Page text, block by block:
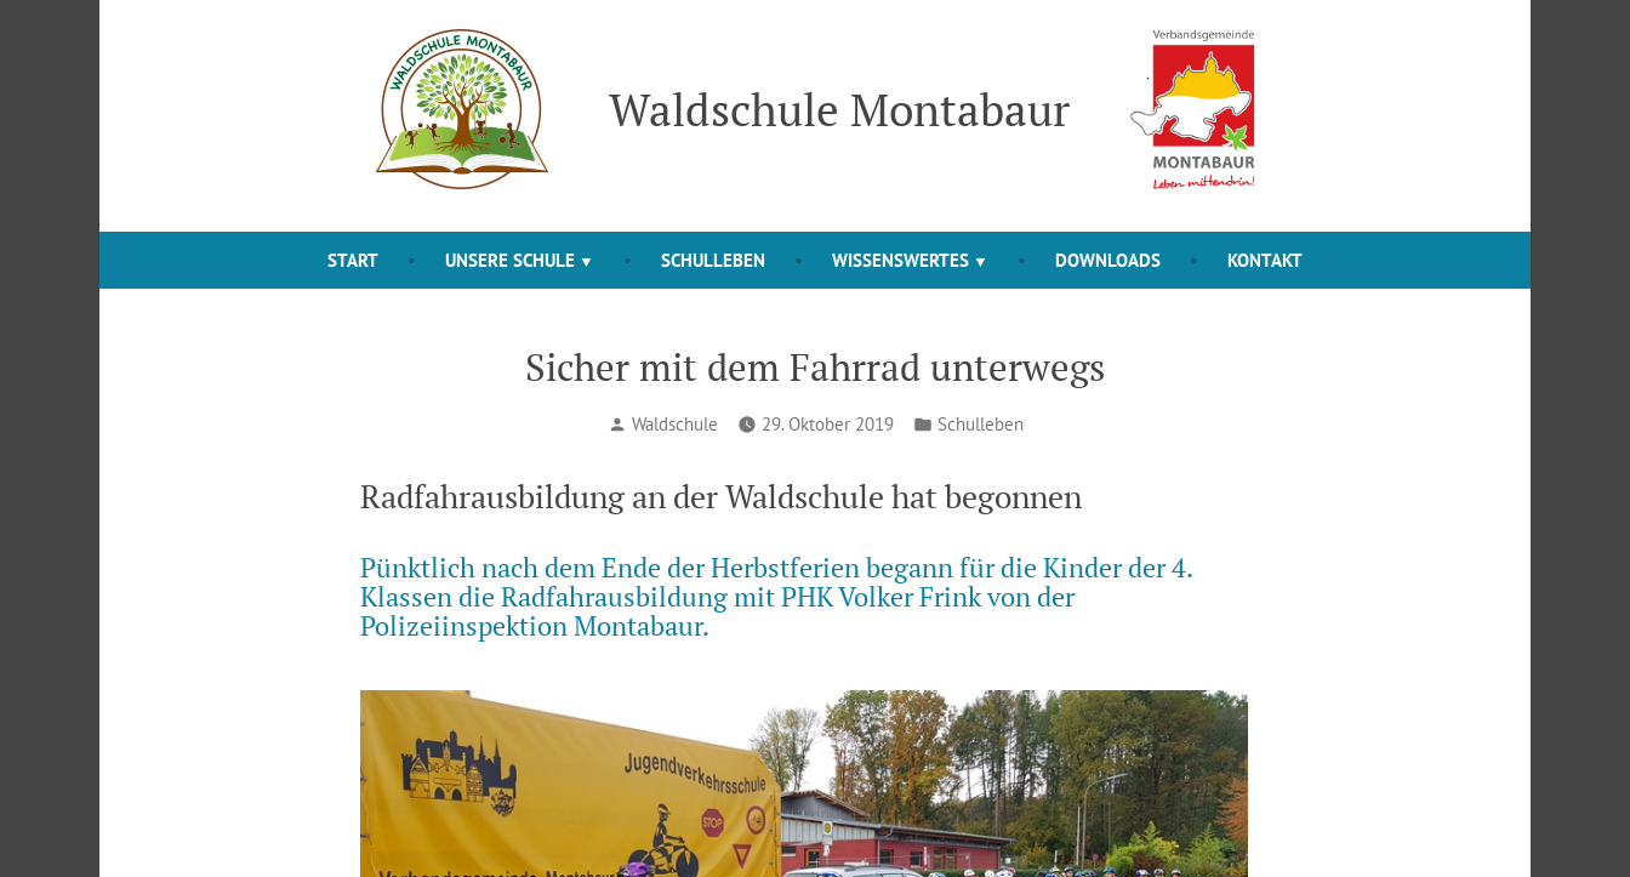
Waldschule Montabaur
START UNSERE SCHULE SCHULLEBEN WISSENSWERTES DOWNLOADS KONTAKT
Sicher mit dem Fahrrad unterwegs
Verfasst
Waldschule 29. Oktober 2019
Veröffentlicht
Schulleben
Radfahrausbildung an der Waldschule hat begonnen
Pünktlich nach dem Ende der Herbstferien begann für die Kinder der 4.
Klassen die Radfahrausbildung mit PHK Volker Frink von der
Polizeiinspektion Montabaur.